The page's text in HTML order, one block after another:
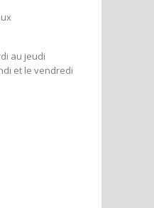
au jeudi
et le vendredi